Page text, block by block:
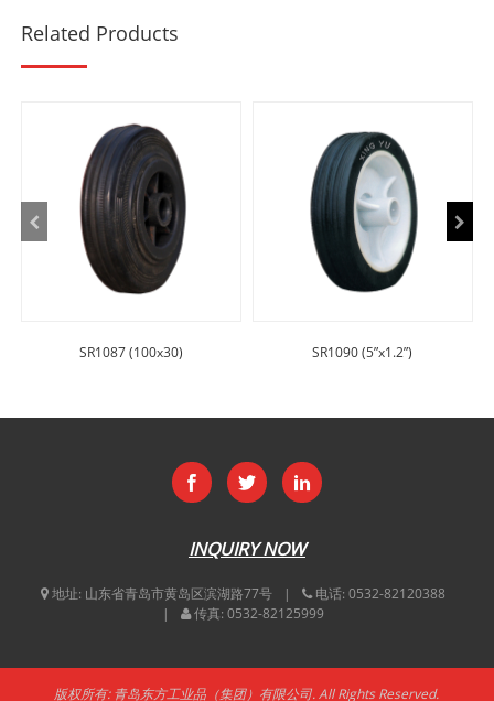
Related Products
SR1087 (100x30) SR1090 (5”x1.2”)
INQUIRY NOW
地址: 山东省青岛市黄岛区滨湖路77号 电话: 0532-82120388
传真: 0532-82125999
版权所有: 青岛东方工业品（集团）有限公司. All Rights Reserved.